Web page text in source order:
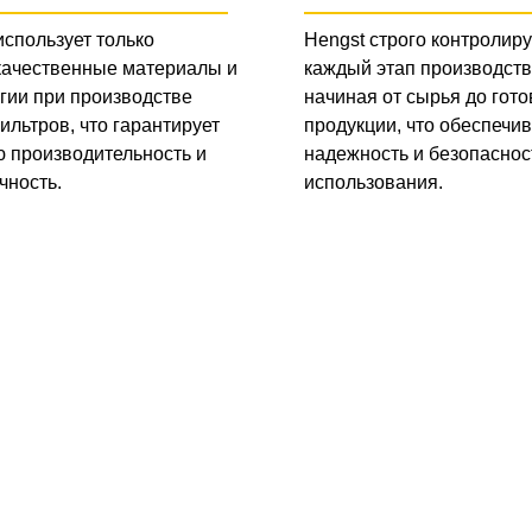
только
материалы и
при производстве
что гарантирует
производительность и
Hengst строго
каждый этап
начиная от сырья до
продукции, что
надежность и
использования.